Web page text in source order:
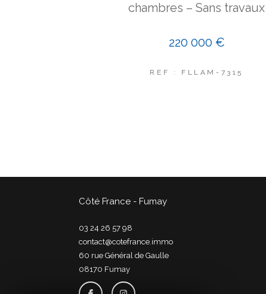
chambres – Sans travaux
220 000 €
REF : FLLAM-7315
Côté France - Fumay
03 24 26 57 98
contact@cotefrance.immo
60 rue Général de Gaulle
08170
fumay